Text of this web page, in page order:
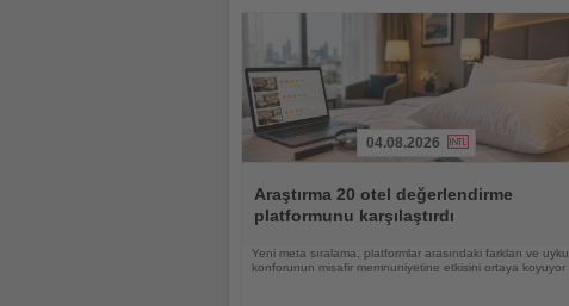
Oku
04.08.2026
Araştırma 20 otel değerlendirme
platformunu karşılaştırdı
Yeni meta sıralama, platformlar arasındaki farkları ve uyku
konforunun misafir memnuniyetine etkisini ortaya koyuyor